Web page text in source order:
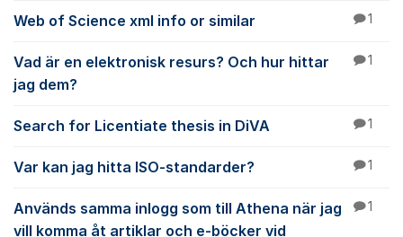
Web of Science xml info or similar 1
Vad är en elektronisk resurs? Och hur hittar
jag dem?
1
Search for Licentiate thesis in DiVA 1
Var kan jag hitta ISO-standarder? 1
Används samma inlogg som till Athena när jag
vill komma åt artiklar och e-böcker vid
1